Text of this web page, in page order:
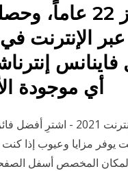
نمتلك خبرة
الإنترنت
فاينانس
أي موجودة
اختبار ومقارنة تداول
يوفر مزايا وعيوب إذا
المخصص أسفل